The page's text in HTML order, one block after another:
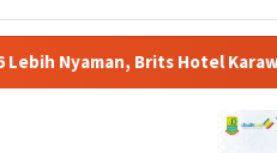
Karawang Siapkan Paket VIP